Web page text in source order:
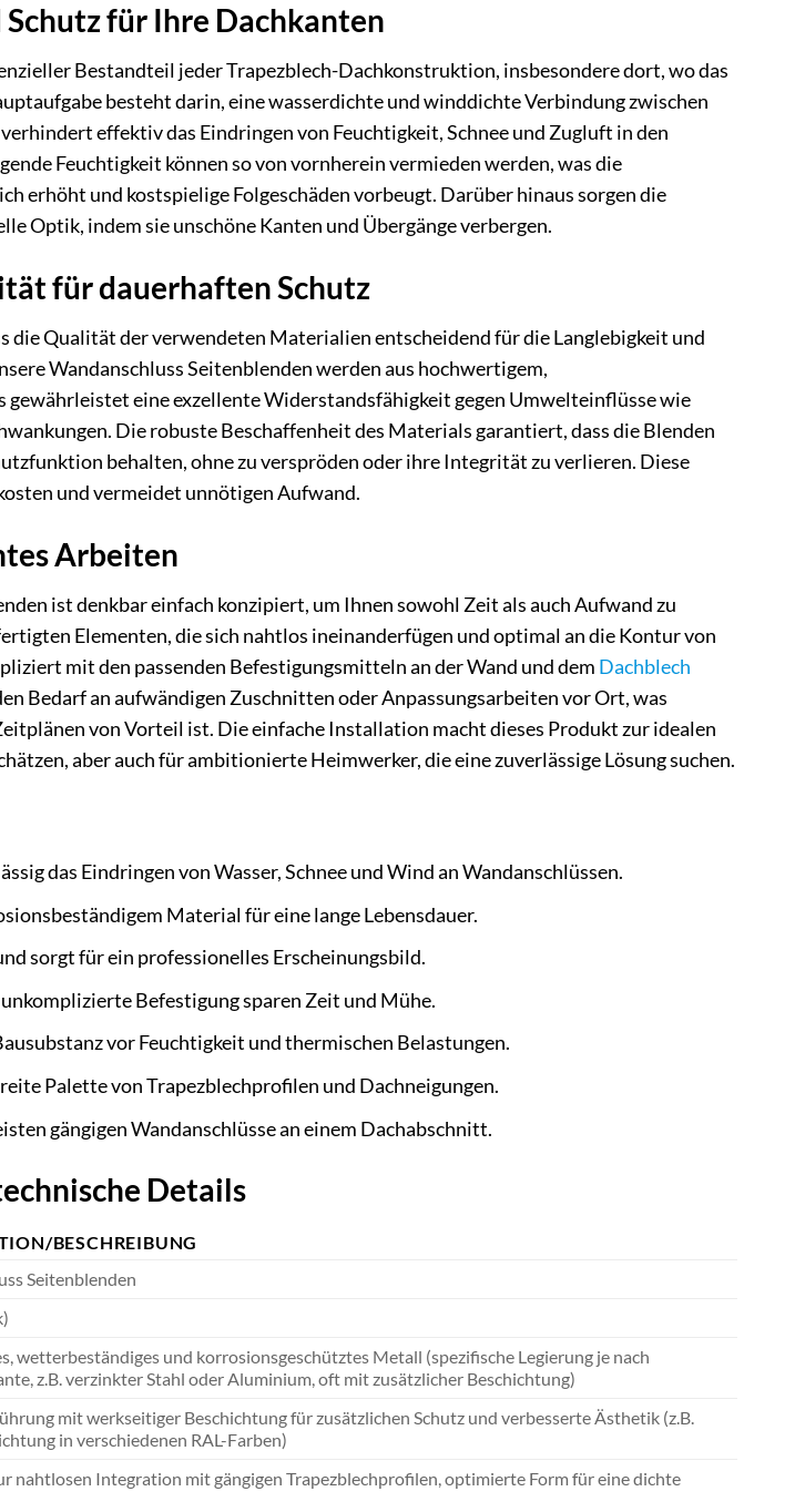
für Ihre Dachkanten
Bestandteil jeder Trapezblech-Dachkonstruktion, insbesondere dort, wo das
besteht darin, eine wasserdichte und winddichte Verbindung zwischen
effektiv das Eindringen von Feuchtigkeit, Schnee und Zugluft in den
Feuchtigkeit können so von vornherein vermieden werden, was die
erhöht und kostspielige Folgeschäden vorbeugt. Darüber hinaus sorgen die
Optik, indem sie unschöne Kanten und Übergänge verbergen.
für dauerhaften Schutz
die Qualität der verwendeten Materialien entscheidend für die Langlebigkeit und
Wandanschluss Seitenblenden werden aus hochwertigem,
eine exzellente Widerstandsfähigkeit gegen Umwelteinflüsse wie
Die robuste Beschaffenheit des Materials garantiert, dass die Blenden
behalten, ohne zu verspröden oder ihre Integrität zu verlieren. Diese
und vermeidet unnötigen Aufwand.
Arbeiten
ist denkbar einfach konzipiert, um Ihnen sowohl Zeit als auch Aufwand zu
Elementen, die sich nahtlos ineinanderfügen und optimal an die Kontur von
mit den passenden Befestigungsmitteln an der Wand und dem Dachblech
Bedarf an aufwändigen Zuschnitten oder Anpassungsarbeiten vor Ort, was
von Vorteil ist. Die einfache Installation macht dieses Produkt zur idealen
aber auch für ambitionierte Heimwerker, die eine zuverlässige Lösung suchen.
das Eindringen von Wasser, Schnee und Wind an Wandanschlüssen.
Material für eine lange Lebensdauer.
sorgt für ein professionelles Erscheinungsbild.
Befestigung sparen Zeit und Mühe.
vor Feuchtigkeit und thermischen Belastungen.
Palette von Trapezblechprofilen und Dachneigungen.
gängigen Wandanschlüsse an einem Dachabschnitt.
Details
BESCHREIBUNG
Seitenblenden
wetterbeständiges und korrosionsgeschütztes Metall (spezifische Legierung je nach
z.B. verzinkter Stahl oder Aluminium, oft mit zusätzlicher Beschichtung)
mit werkseitiger Beschichtung für zusätzlichen Schutz und verbesserte Ästhetik (z.B.
in verschiedenen RAL-Farben)
nahtlosen Integration mit gängigen Trapezblechprofilen, optimierte Form für eine dichte